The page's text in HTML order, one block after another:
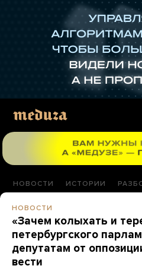
НОВОСТИ ИСТОРИИ
НОВОСТИ
«Зачем колыхать и
петербургского
депутатам от
вести